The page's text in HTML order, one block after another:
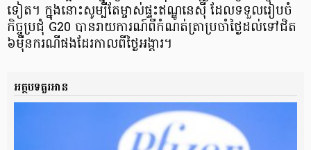
ទៀត។ ក្នុងនោះសូម្បីតែម្ចាស់ផ្ទះឥណ្ឌូនេស៊ី ដែលទទួលរៀបចំ
កិច្ចប្រជុំ G20 បានរាយការណ៍ពីកំណត់ត្រាប្រចាំថ្ងៃដល់ទៅជិត
៦ម៉ឺនករណីផងដែរកាលពីថ្ងៃអង្គារ។
អត្ថបទគួរអាន